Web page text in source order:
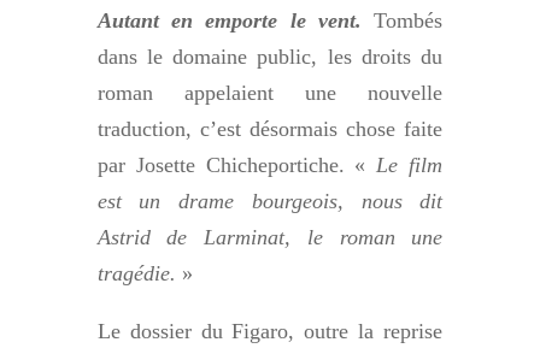
Autant en emporte le vent.Tombés
dans le domaine public, les droits du
roman appelaient une nouvelle
traduction, c’est désormais chose faite
par Josette Chicheportiche. «Le film
est un drame bourgeois, nous dit
Astrid de Larminat, le roman une
tragédie. »
Le dossier du Figaro, outre la reprise